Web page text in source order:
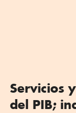
Servicios
del PIB;